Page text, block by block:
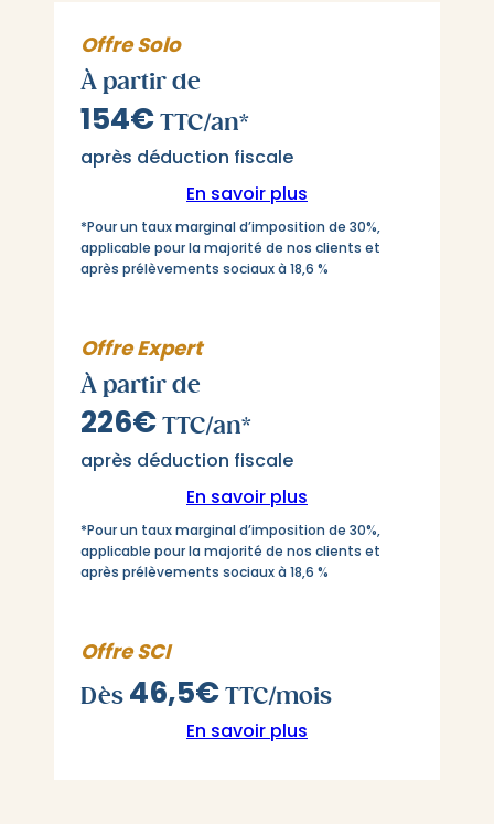
Offre Solo
À partir de
154€TTC/an*
après déduction fiscale
En savoir plus
*Pour un taux marginal d’imposition de 30%,
applicable pour la majorité de nos clients et
après prélèvements sociaux à 18,6 %
Offre Expert
À partir de
226€TTC/an*
après déduction fiscale
En savoir plus
*Pour un taux marginal d’imposition de 30%,
applicable pour la majorité de nos clients et
après prélèvements sociaux à 18,6 %
Offre SCI
Dès 46,5€TTC/mois
En savoir plus